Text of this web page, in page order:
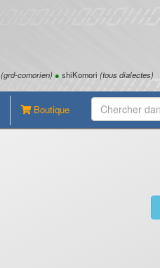
(grd-comorien) ● shiKomori (tous dialectes)
Boutique